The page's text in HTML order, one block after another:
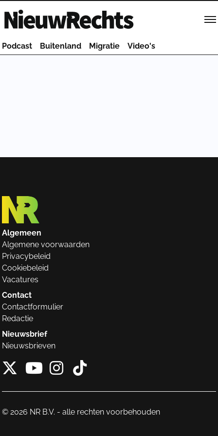
Homepage van NieuwRechts
Podcast Buitenland Migratie Video's
Algemeen
Algemene voorwaarden
Privacybeleid
Cookiebeleid
Vacatures
Contact
Contactformulier
Redactie
Nieuwsbrief
Nieuwsbrieven
X van NieuwRechts
Instagram van
Tiktok van
© 2026 NR B.V. - alle rechten voorbehouden